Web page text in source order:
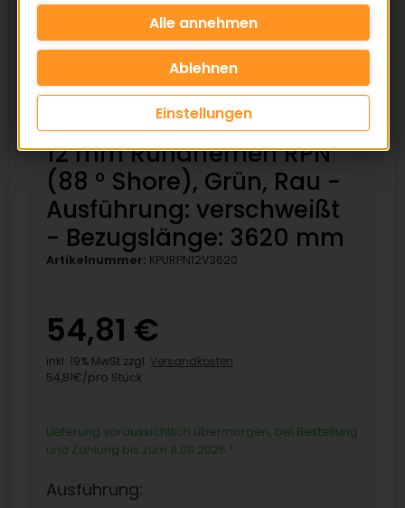
12 mm Rundriemen RPN
(88 ° Shore), Grün, Rau -
Ausführung: verschweißt
- Bezugslänge: 3620 mm
Artikelnummer: KPURPN12V3620
54,81 €
inkl. 19% MwSt zzgl. Versandkosten
54,81€/pro Stück
Lieferung voraussichtlich übermorgen, bei Bestellung
und Zahlung bis zum 11.08.2026 *
Ausführung:
Einstellungen